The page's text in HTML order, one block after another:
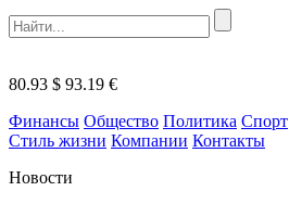
80.93 $ 93.19 €
Финансы Общество Политика Спорт
Стиль жизни Компании Контакты
Новости